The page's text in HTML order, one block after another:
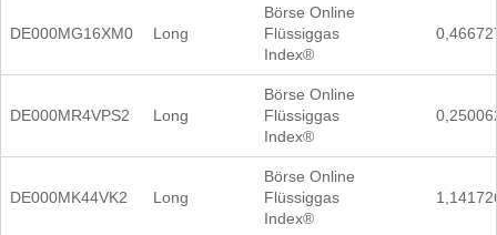
DE000MG16XM0 Long
Börse Online
Flüssiggas
Index®
DE000MR4VPS2 Long
Börse Online
Flüssiggas
Index®
DE000MK44VK2 Long
Börse Online
Flüssiggas
Index®